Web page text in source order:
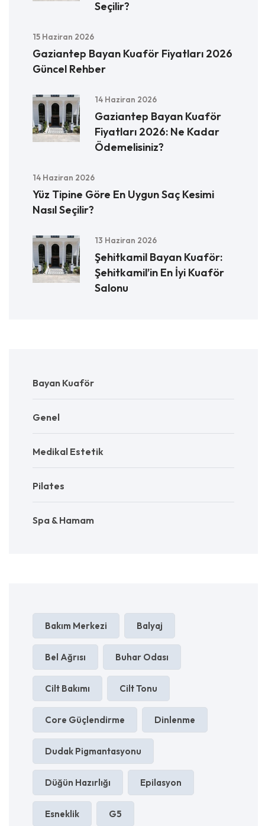
Seçilir?
15 Haziran 2026
Gaziantep Bayan Kuaför Fiyatları 2026
Güncel Rehber
14 Haziran 2026
Gaziantep Bayan Kuaför
Fiyatları 2026: Ne Kadar
Ödemelisiniz?
14 Haziran 2026
Yüz Tipine Göre En Uygun Saç Kesimi
Nasıl Seçilir?
13 Haziran 2026
Şehitkamil Bayan Kuaför:
Şehitkamil’in En İyi Kuaför
Salonu
Bayan Kuaför
Genel
Medikal Estetik
Pilates
Spa & Hamam
Bakım Merkezi Balyaj
Bel Ağrısı Buhar Odası
Cilt Bakımı Cilt Tonu
Core Güçlendirme Dinlenme
Dudak Pigmantasyonu
Düğün Hazırlığı Epilasyon
Esneklik G5